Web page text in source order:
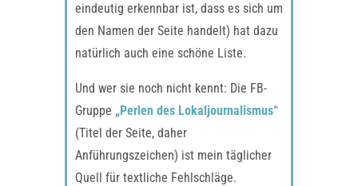
eindeutig erkennbar ist, dass es sich um
den Namen der Seite handelt) hat dazu
natürlich auch eine schöne Liste.
Und wer sie noch nicht kennt: Die FB-
Gruppe „Perlen des Lokaljournalismus“
(Titel der Seite, daher
Anführungszeichen) ist mein täglicher
Quell für textliche Fehlschläge.